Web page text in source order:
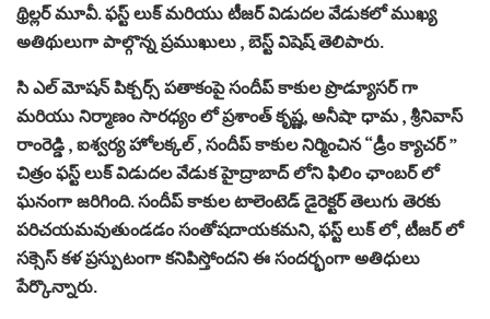
థ్రిల్లర్ మూవీ. ఫస్ట్ లుక్ మరియు టీజర్ విడుదల వేడుకలో ముఖ్య
అతిథులుగా పాల్గొన్న ప్రముఖులు , బెస్ట్ విషెష్ తెలిపారు.
సి ఎల్ మోషన్ పిక్చర్స్ పతాకంపై సందీప్ కాకుల ప్రొడ్యూసర్ గా
మరియు నిర్మాణం సారధ్యం లో ప్రశాంత్ కృష్ణ, అనీషా ధామ , శ్రీనివాస్
రాంరెడ్డి , ఐశ్వర్య హోలక్కల్ , సందీప్ కాకుల నిర్మించిన “డ్రీం క్యాచర్ ”
చిత్రం ఫస్ట్ లుక్ విడుదల వేడుక హైద్రాబాద్ లోని ఫిలిం ఛాంబర్ లో
ఘనంగా జరిగింది. సందీప్ కాకుల టాలెంటెడ్ డైరెక్టర్ తెలుగు తెరకు
పరిచయమవుతుండడం సంతోషదాయకమని, ఫస్ట్ లుక్ లో, టీజర్ లో
సక్సెస్ కళ ప్రస్పుటంగా కనిపిస్తోందని ఈ సందర్భంగా అతిధులు
పేర్కొన్నారు.